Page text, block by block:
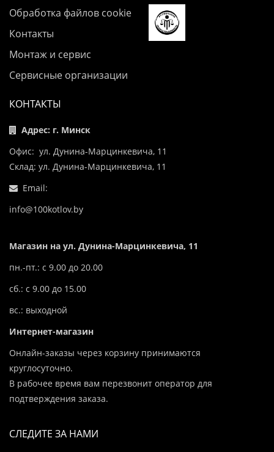
Обработка файлов cookie
Контакты
Монтаж и сервис
Сервисные организации
КОНТАКТЫ
Адрес: г. Минск
Офис: ул. Дунина-Марцинкевича, 11
Склад: ул. Дунина-Марцинкевича, 11
Email:
info@100kotlov.by
Магазин на ул. Дунина-Марцинкевича, 11
пн.-пт.: с 9.00 до 20.00
сб.: с 9.00 до 15.00
вс.: выходной
Интернет-магазин
Онлайн-заказы через корзину принимаются
круглосуточно.
В рабочее время вам перезвонит оператор для
подтверждения заказа.
СЛЕДИТЕ ЗА НАМИ